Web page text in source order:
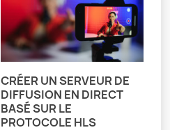
CRÉER UN SERVEUR DE
DIFFUSION EN DIRECT
BASÉ SUR LE
PROTOCOLE HLS